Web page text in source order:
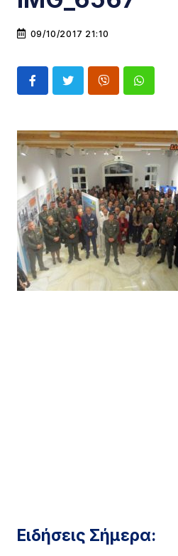
09/10/2017 21:10
Ειδήσεις Σήμερα: